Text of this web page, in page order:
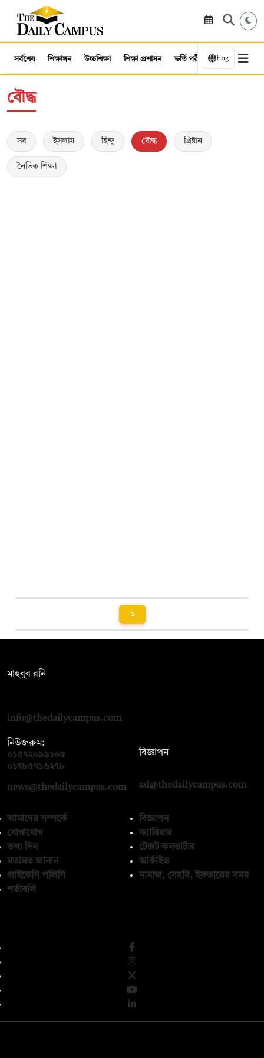
সর্বশেষ শিক্ষাঙ্গন উচ্চশিক্ষা শিক্ষা প্রশাসন ভর্তি পরীক্ষা কর্মসংস্থান
Eng
বৌদ্ধ
সব ইসলাম হিন্দু বৌদ্ধ খ্রিষ্টান
নৈতিক শিক্ষা
১
মাহবুব রনি
info@thedailycampus.com
নিউজরুম:
০১৫৭২০৯৯১০৫
০১৭৮৫৭১৬২৭৮
news@thedailycampus.com
বিজ্ঞাপন
ad@thedailycampus.com
আমাদের সম্পর্কে
যোগাযোগ
তথ্য দিন
মতামত জানান
প্রাইভেসি পলিসি
শর্তাবলি
বিজ্ঞাপন
ক্যারিয়ার
টেক্সট কনভার্টার
আর্কাইভ
নামাজ, সেহরি, ইফতারের সময়